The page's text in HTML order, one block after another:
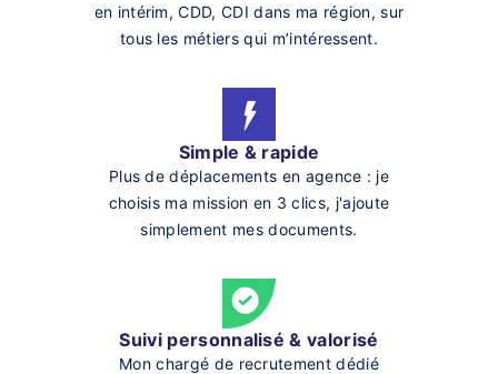
en intérim, CDD, CDI dans ma région, sur
tous les métiers qui m’intéressent.
Simple & rapide
Plus de déplacements en agence : je
choisis ma mission en 3 clics, j'ajoute
simplement mes documents.
Suivi personnalisé & valorisé
Mon chargé de recrutement dédié